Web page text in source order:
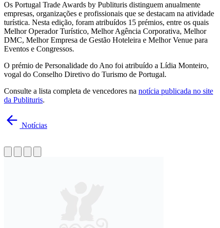
Os Portugal Trade Awards by Publituris distinguem anualmente
empresas, organizações e profissionais que se destacam na atividade
turística. Nesta edição, foram atribuídos 15 prémios, entre os quais
Melhor Operador Turístico, Melhor Agência Corporativa, Melhor
DMC, Melhor Empresa de Gestão Hoteleira e Melhor Venue para
Eventos e Congressos.
O prémio de Personalidade do Ano foi atribuído a Lídia Monteiro,
vogal do Conselho Diretivo do Turismo de Portugal.
Consulte a lista completa de vencedores na notícia publicada no site
da Publituris.
Notícias